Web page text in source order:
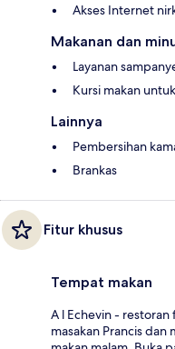
Akses Internet
Makanan dan
Layanan
Kursi makan
Lainnya
Pembersihan
Brankas
Fitur khusus
Tempat makan
A l Echevin - restoran
masakan Prancis dan